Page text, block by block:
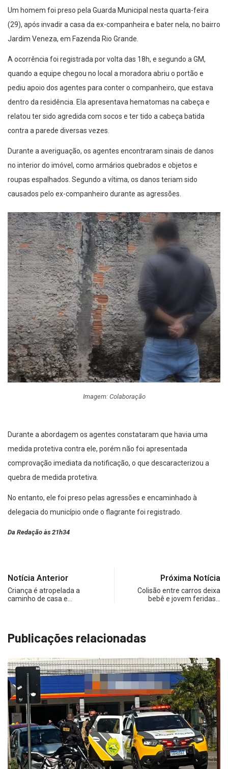
Um homem foi preso pela Guarda Municipal nesta quarta-feira
(29), após invadir a casa da ex-companheira e bater nela, no bairro
Jardim Veneza, em Fazenda Rio Grande.
A ocorrência foi registrada por volta das 18h, e segundo a GM,
quando a equipe chegou no local a moradora abriu o portão e
pediu apoio dos agentes para conter o companheiro, que estava
dentro da residência. Ela apresentava hematomas na cabeça e
relatou ter sido agredida com socos e ter tido a cabeça batida
contra a parede diversas vezes.
Durante a averiguação, os agentes encontraram sinais de danos
no interior do imóvel, como armários quebrados e objetos e
roupas espalhados. Segundo a vítima, os danos teriam sido
causados pelo ex-companheiro durante as agressões.
Imagem: Colaboração
Durante a abordagem os agentes constataram que havia uma
medida protetiva contra ele, porém não foi apresentada
comprovação imediata da notificação, o que descaracterizou a
quebra de medida protetiva.
No entanto, ele foi preso pelas agressões e encaminhado à
delegacia do município onde o flagrante foi registrado.
Da Redação às 21h34
Notícia Anterior
Criança é atropelada a
caminho de casa e…
Próxima Notícia
Colisão entre carros deixa
bebê e jovem feridas…
Publicações relacionadas